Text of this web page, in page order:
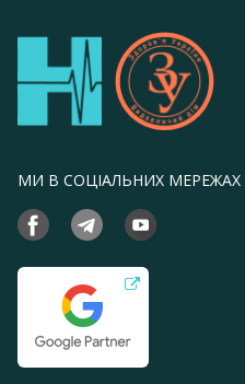
МИ В СОЦІАЛЬНИХ МЕРЕЖАХ